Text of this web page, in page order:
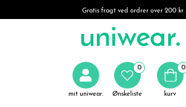
Gratis fragt ved ordrer over 200 kr.
mit uniwear. Ønskeliste
0 0
kurv